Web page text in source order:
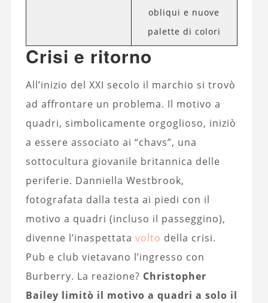
obliqui e nuove
palette di colori
Crisi e ritorno
All’inizio del XXI secolo il marchio si trovò
ad affrontare un problema. Il motivo a
quadri, simbolicamente orgoglioso, iniziò
a essere associato ai “chavs”, una
sottocultura giovanile britannica delle
periferie. Danniella Westbrook,
fotografata dalla testa ai piedi con il
motivo a quadri (incluso il passeggino),
divenne l’inaspettata volto della crisi.
Pub e club vietavano l’ingresso con
Burberry. La reazione? Christopher
Bailey limitò il motivo a quadri a solo il